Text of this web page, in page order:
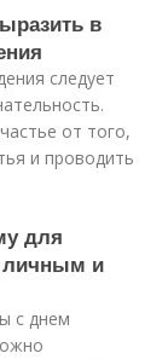
в
следует
от того,
и проводить
для
личным и
с днем